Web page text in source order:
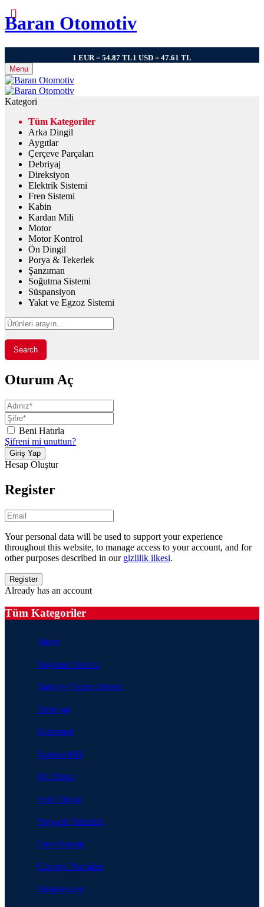
Baran Otomotiv
1 EUR = 54.87 TL1 USD = 47.61 TL
Menu
Kategori
Tüm Kategoriler
Arka Dingil
Aygıtlar
Çerçeve Parçaları
Debriyaj
Direksiyon
Elektrik Sistemi
Fren Sistemi
Kabin
Kardan Mili
Motor
Motor Kontrol
Ön Dingil
Porya & Tekerlek
Şanzıman
Soğutma Sistemi
Süspansiyon
Yakıt ve Egzoz Sistemi
Search
Oturum Aç
Beni Hatırla
Şifreni mi unuttun?
Hesap Oluştur
Register
Your personal data will be used to support your experience
throughout this website, to manage access to your account, and for
other purposes described in our gizlilik ilkesi.
Already has an account
Tüm Kategoriler
Motor
Soğutma Sistemi
Yakıt ve Egzoz Sistemi
Debriyaj
Şanzıman
Kardan Mili
Ön Dingil
Arka Dingil
Porya & Tekerlek
Fren Sistemi
Çerçeve Parçaları
Süspansiyon